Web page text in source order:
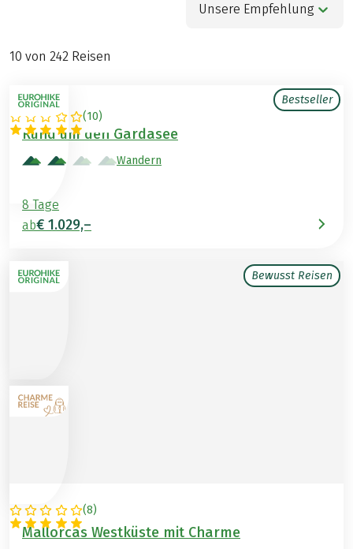
Unsere Empfehlung
10 von 242 Reisen
Bestseller
(10)
ITALIEN
Rund um den Gardasee
Wandern
8 Tage
ab€ 1.029,–
Bewusst Reisen
(8)
SPANIEN
Mallorcas Westküste mit Charme